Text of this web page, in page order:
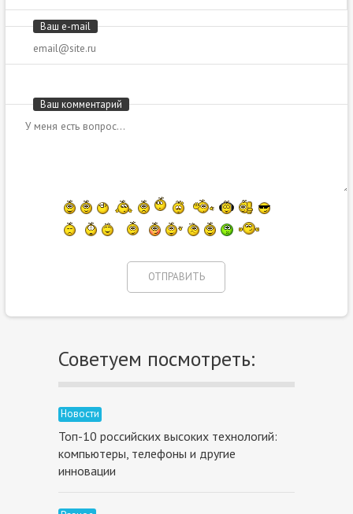
Ваш e-mail
Ваш комментарий
Советуем посмотреть:
Новости
Топ-10 российских высоких технологий:
компьютеры, телефоны и другие
инновации